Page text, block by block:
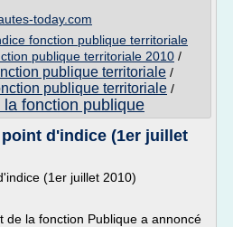
today.com
fonction publique territoriale
publique territoriale 2010 /
publique territoriale /
publique territoriale /
fonction publique
d'indice (1er juillet
(1er juillet 2010)
de la fonction Publique a annoncé